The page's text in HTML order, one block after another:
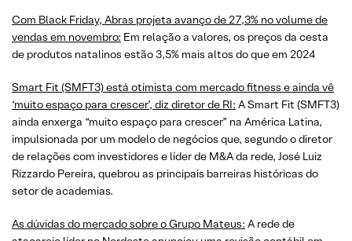
Com Black Friday, Abras projeta avanço de 27,3% no volume de
vendas em novembro: Em relação a valores, os preços da cesta
de produtos natalinos estão 3,5% mais altos do que em 2024
Smart Fit (SMFT3) está otimista com mercado fitness e ainda vê
‘muito espaço para crescer’, diz diretor de RI: A Smart Fit (SMFT3)
ainda enxerga “muito espaço para crescer” na América Latina,
impulsionada por um modelo de negócios que, segundo o diretor
de relações com investidores e líder de M&A da rede, José Luiz
Rizzardo Pereira, quebrou as principais barreiras históricas do
setor de academias.
As dúvidas do mercado sobre o Grupo Mateus: A rede de